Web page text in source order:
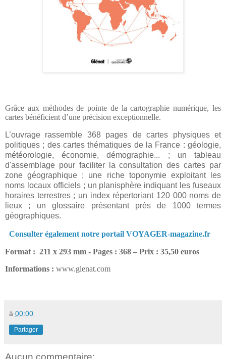
Grâce aux méthodes de pointe de la cartographie numérique, les
cartes bénéficient d’une précision exceptionnelle.
L’ouvrage rassemble 368 pages de cartes physiques et
politiques ; des cartes thématiques de la France : géologie,
météorologie, économie, démographie... ; un tableau
d'assemblage pour faciliter la consultation des cartes par
zone géographique ; une riche toponymie exploitant les
noms locaux officiels ; un planisphère indiquant les fuseaux
horaires terrestres ; un index répertoriant 120 000 noms de
lieux ; un glossaire présentant près de 1000 termes
géographiques.
Consulter également notre portail VOYAGER-magazine.fr
Format : 211 x 293 mm - Pages : 368 – Prix : 35,50 euros
Informations : www.glenat.com
à 00:00
Partager